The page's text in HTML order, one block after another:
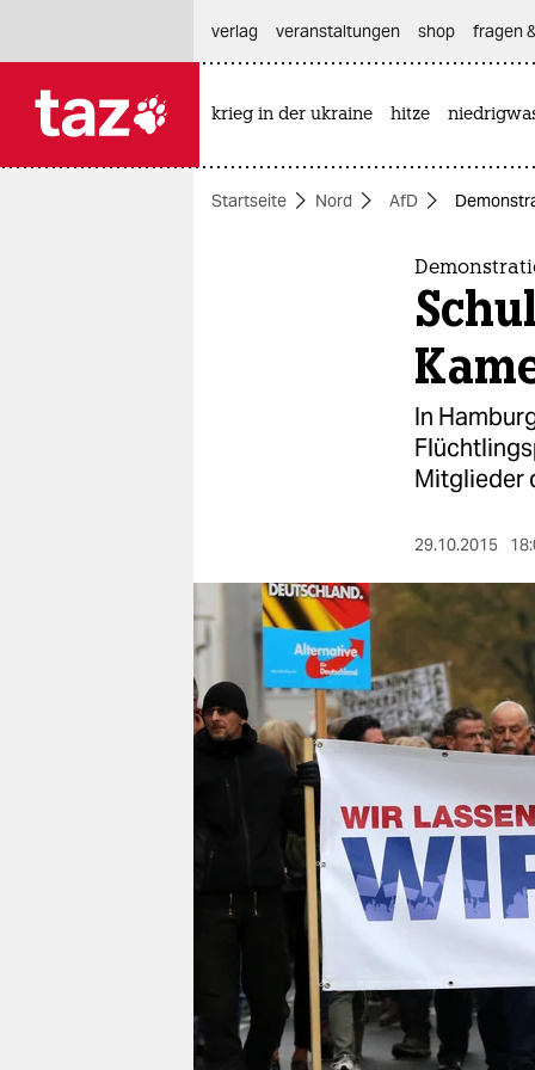
themen
nord
wahrheit
verlag
verlag
veranstaltungen
fragen & hilfe
unterstützen
abo
genossenschaft
verlag
veranstaltungen shop fragen
krieg in der ukraine hitze
Startseite Nord AfD
In
Mitglieder
29.10.2015